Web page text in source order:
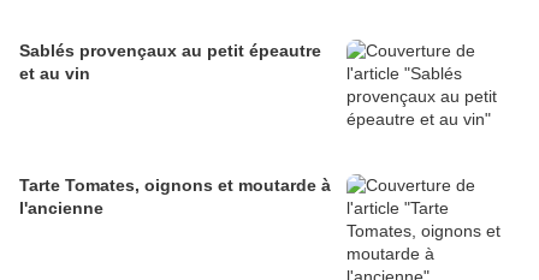
Sablés provençaux au petit épeautre
et au vin
Tarte Tomates, oignons et moutarde à
l'ancienne